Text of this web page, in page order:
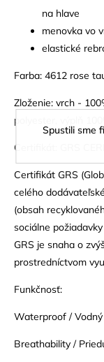
Spustili sme
na hlave
menovka vo
elastické
Farba: 4612 rose
Zloženie: vrch -
polyester, výplň
Certifikát: GRS
Certifikát GRS
celého
(obsah
sociálne
GRS je snaha o
prostredníctvom
Funkčnosť:
Waterproof /
Breathability /